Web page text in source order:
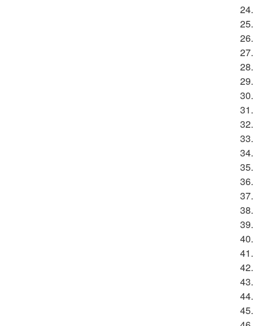
24.
25.
26.
27.
28.
29.
30.
31.
32.
33.
34.
35.
36.
37.
38.
39.
40.
41.
42.
43.
44.
45.